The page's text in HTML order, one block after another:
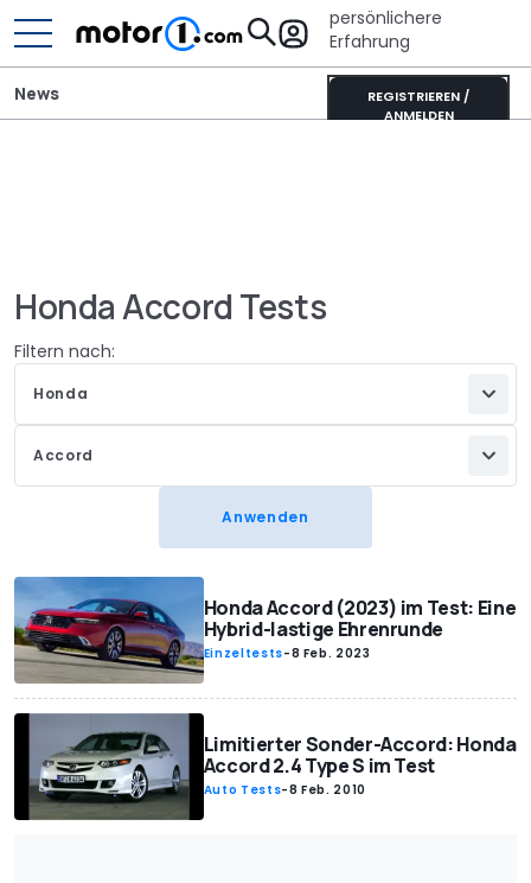
persönlichere
Erfahrung
REGISTRIEREN /
ANMELDEN
News
Honda Accord Tests
Filtern nach:
Honda
Accord
Honda Accord (2023) im Test: Eine
Hybrid-lastige Ehrenrunde
Einzeltests-8 Feb. 2023
Limitierter Sonder-Accord: Honda
Accord 2.4 Type S im Test
Auto Tests-8 Feb. 2010